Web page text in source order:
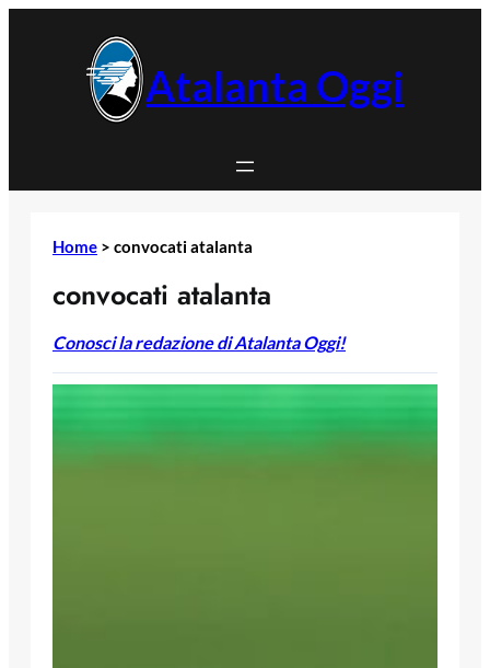
Atalanta Oggi
Home > convocati atalanta
convocati atalanta
Conosci la redazione di Atalanta Oggi!